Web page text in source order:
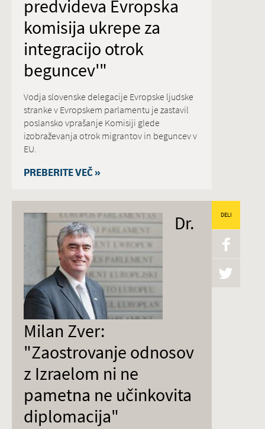
predvideva Evropska
komisija ukrepe za
integracijo otrok
beguncev'"
Vodja slovenske delegacije Evropske ljudske
stranke v Evropskem parlamentu je zastavil
poslansko vprašanje Komisiji glede
izobraževanja otrok migrantov in beguncev v
EU.
PREBERITE VEČ »
Dr.
Milan Zver:
"Zaostrovanje odnosov
z Izraelom ni ne
pametna ne učinkovita
diplomacija"
DELI